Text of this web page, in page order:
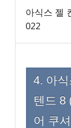
아식스 젤
022
4. 아
텐드 8
어 쿠